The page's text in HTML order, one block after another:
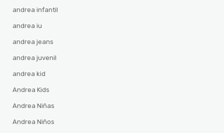
andrea infantil
andrea iu
andrea jeans
andrea juvenil
andrea kid
Andrea Kids
Andrea Niñas
Andrea Niños